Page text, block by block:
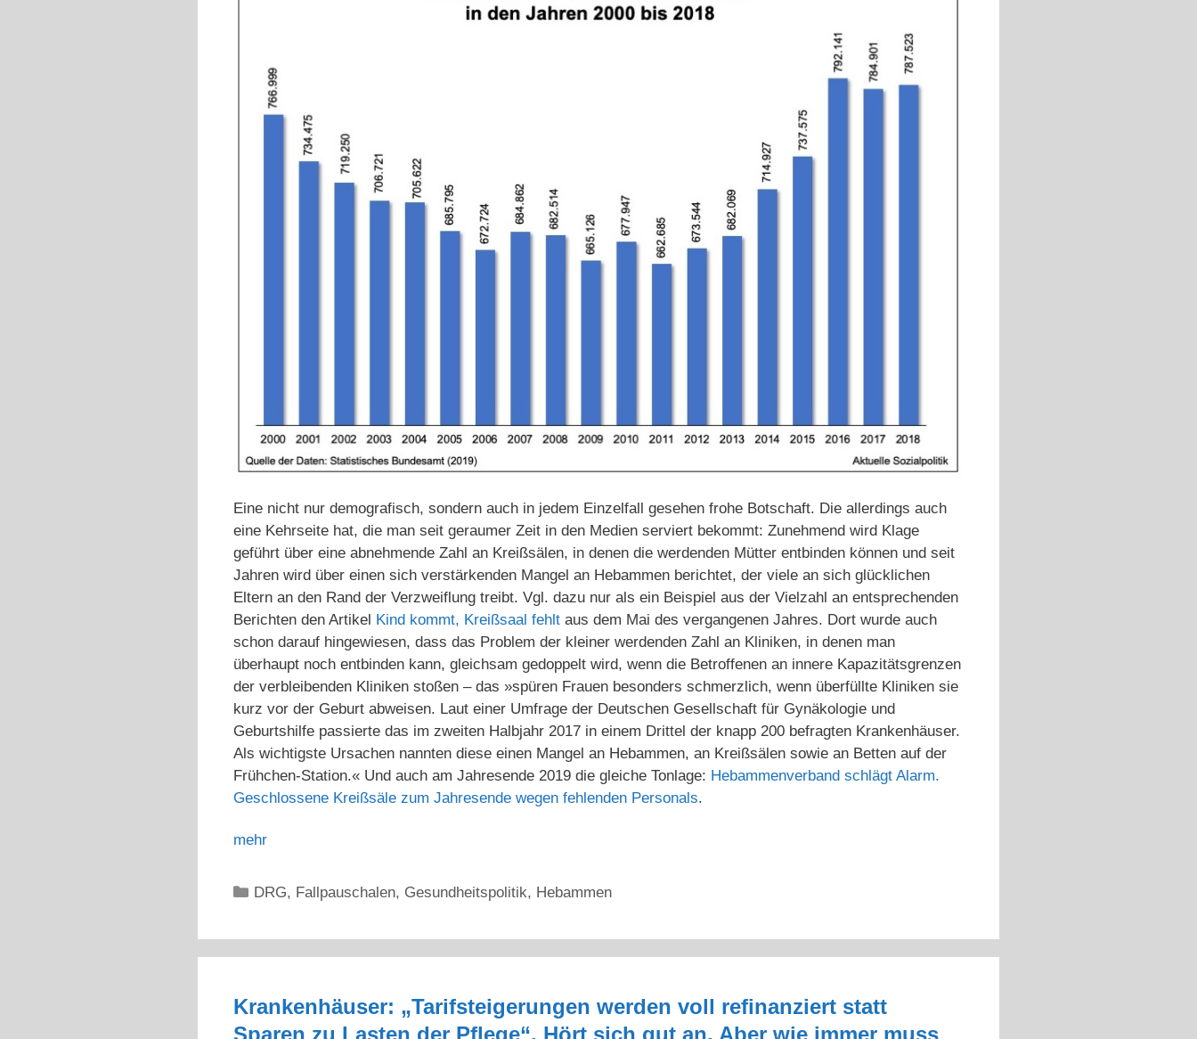
Eine nicht nur demografisch, sondern auch in jedem Einzelfall gesehen frohe Botschaft. Die allerdings auch
eine Kehrseite hat, die man seit geraumer Zeit in den Medien serviert bekommt: Zunehmend wird Klage
geführt über eine abnehmende Zahl an Kreißsälen, in denen die werdenden Mütter entbinden können und seit
Jahren wird über einen sich verstärkenden Mangel an Hebammen berichtet, der viele an sich glücklichen
Eltern an den Rand der Verzweiflung treibt. Vgl. dazu nur als ein Beispiel aus der Vielzahl an entsprechenden
Berichten den Artikel Kind kommt, Kreißsaal fehlt aus dem Mai des vergangenen Jahres. Dort wurde auch
schon darauf hingewiesen, dass das Problem der kleiner werdenden Zahl an Kliniken, in denen man
überhaupt noch entbinden kann, gleichsam gedoppelt wird, wenn die Betroffenen an innere Kapazitätsgrenzen
der verbleibenden Kliniken stoßen – das »spüren Frauen besonders schmerzlich, wenn überfüllte Kliniken sie
kurz vor der Geburt abweisen. Laut einer Umfrage der Deutschen Gesellschaft für Gynäkologie und
Geburtshilfe passierte das im zweiten Halbjahr 2017 in einem Drittel der knapp 200 befragten Krankenhäuser.
Als wichtigste Ursachen nannten diese einen Mangel an Hebammen, an Kreißsälen sowie an Betten auf der
Frühchen-Station.« Und auch am Jahresende 2019 die gleiche Tonlage: Hebammenverband schlägt Alarm.
Geschlossene Kreißsäle zum Jahresende wegen fehlenden Personals.
mehr
Kategorien
DRG, Fallpauschalen, Gesundheitspolitik, Hebammen
Krankenhäuser: „Tarifsteigerungen werden voll refinanziert statt
Sparen zu Lasten der Pflege“. Hört sich gut an. Aber wie immer muss